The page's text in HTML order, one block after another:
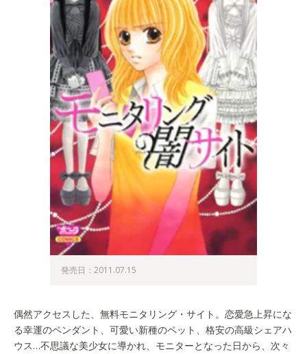
発売日：2011.07.15
偶然アクセスした、無料モニタリング・サイト。恋愛急上昇にな
る幸運のペンダント、可愛い新種のペット、格安の高級シェアハ
ウス…不思議な美少女に導かれ、モニターとなった日から、次々